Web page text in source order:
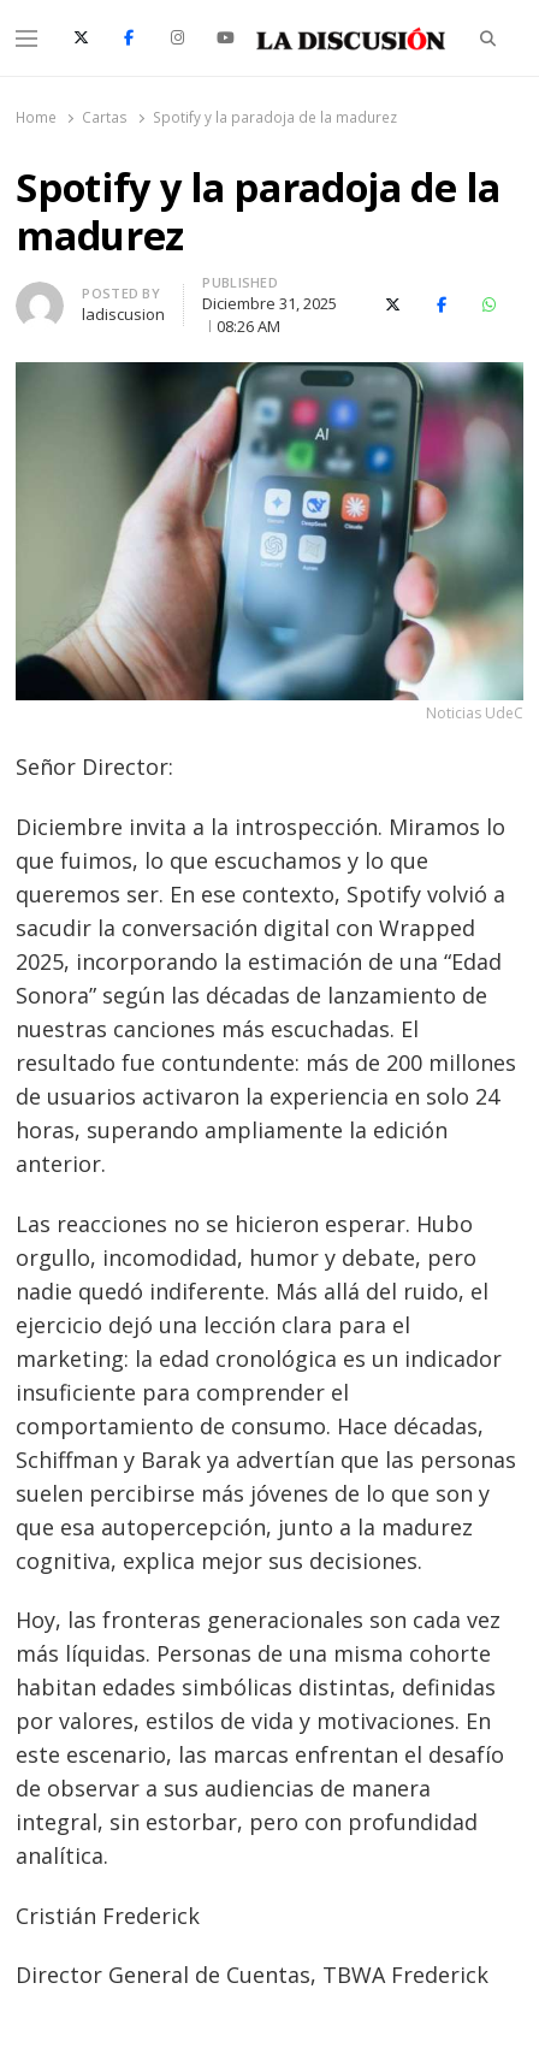
Menu
Home Cartas Spotify y la paradoja de la madurez
Spotify y la paradoja de la
madurez
Author
POSTED BY
ladiscusion
PUBLISHED
Diciembre 31, 2025
08:26 AM
X (Twitter)Facebook
Noticias UdeC
Señor Director:
Diciembre invita a la introspección. Miramos lo
que fuimos, lo que escuchamos y lo que
queremos ser. En ese contexto, Spotify volvió a
sacudir la conversación digital con Wrapped
2025, incorporando la estimación de una “Edad
Sonora” según las décadas de lanzamiento de
nuestras canciones más escuchadas. El
resultado fue contundente: más de 200 millones
de usuarios activaron la experiencia en solo 24
horas, superando ampliamente la edición
anterior.
Las reacciones no se hicieron esperar. Hubo
orgullo, incomodidad, humor y debate, pero
nadie quedó indiferente. Más allá del ruido, el
ejercicio dejó una lección clara para el
marketing: la edad cronológica es un indicador
insuficiente para comprender el
comportamiento de consumo. Hace décadas,
Schiffman y Barak ya advertían que las personas
suelen percibirse más jóvenes de lo que son y
que esa autopercepción, junto a la madurez
cognitiva, explica mejor sus decisiones.
Hoy, las fronteras generacionales son cada vez
más líquidas. Personas de una misma cohorte
habitan edades simbólicas distintas, definidas
por valores, estilos de vida y motivaciones. En
este escenario, las marcas enfrentan el desafío
de observar a sus audiencias de manera
integral, sin estorbar, pero con profundidad
analítica.
Cristián Frederick
Director General de Cuentas, TBWA Frederick
de
entradas